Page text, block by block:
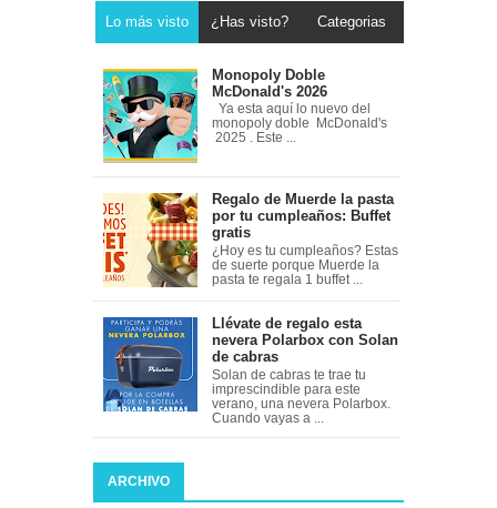
Lo más visto ¿Has visto? Categorias
Monopoly Doble
McDonald's 2026
Ya esta aquí lo nuevo del
monopoly doble McDonald's
2025 . Este ...
Regalo de Muerde la pasta
por tu cumpleaños: Buffet
gratis
¿Hoy es tu cumpleaños? Estas
de suerte porque Muerde la
pasta te regala 1 buffet ...
Llévate de regalo esta
nevera Polarbox con Solan
de cabras
Solan de cabras te trae tu
imprescindible para este
verano, una nevera Polarbox.
Cuando vayas a ...
ARCHIVO